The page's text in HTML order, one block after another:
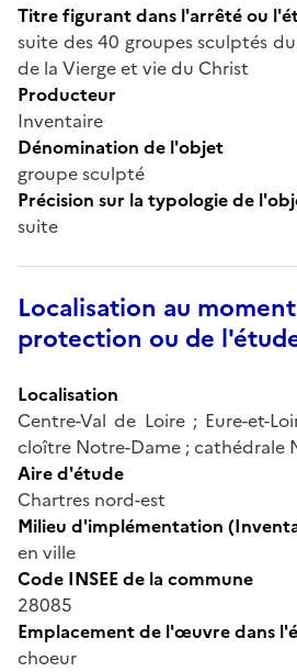
Titre figurant dans l'arrêté ou
suite des 40 groupes sculptés
de la Vierge et vie du Christ
Producteur
Inventaire
Dénomination de l'objet
groupe sculpté
Précision sur la typologie de
suite
Localisation au
protection ou de
Localisation
Centre-Val de Loire ; Eure-et-
cloître Notre-Dame ; cathédrale
Aire d'étude
Chartres nord-est
Milieu d'implémentation
en ville
Code INSEE de la commune
28085
Emplacement de l'œuvre dans
choeur